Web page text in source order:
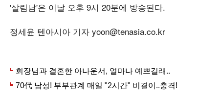
'살림남'은 이날 오후 9시 20분에 방송된다.
정세윤 텐아시아 기자 yoon@tenasia.co.kr